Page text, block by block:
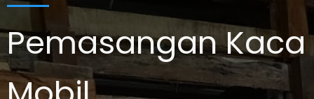
Pemasangan Kaca